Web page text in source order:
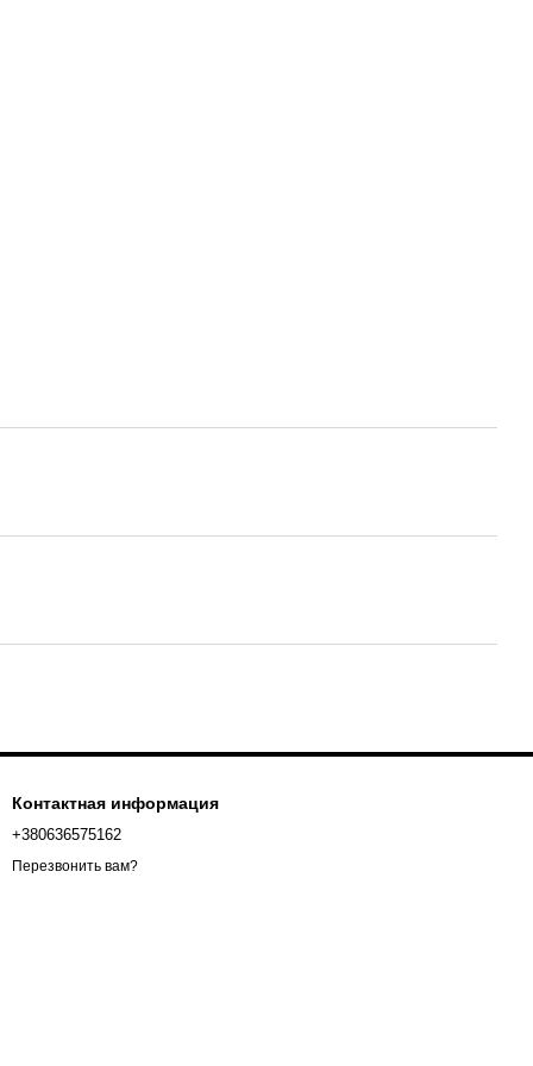
Контактная информация
+380636575162
Перезвонить вам?